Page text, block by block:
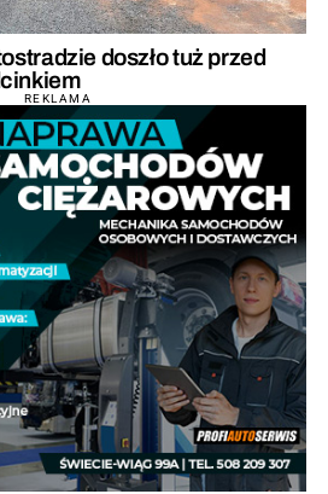
doszło tuż przed
REKLAMA